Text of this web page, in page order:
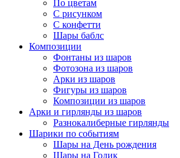
По цветам
С рисунком
С конфетти
Шары баблс
Композиции
Фонтаны из шаров
Фотозона из шаров
Арки из шаров
Фигуры из шаров
Композиции из шаров
Арки и гирлянды из шаров
Разнокалиберные гирлянды
Шарики по событиям
Шары на День рождения
Шары на Годик